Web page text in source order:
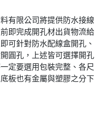
有限公司將提供防水接線
即完成開孔材出貨物流給
可針對防水配線盒開孔、
圓孔，上述皆可選擇開孔
定要選用包裝完整、各尺
板也有金屬與塑膠之分下